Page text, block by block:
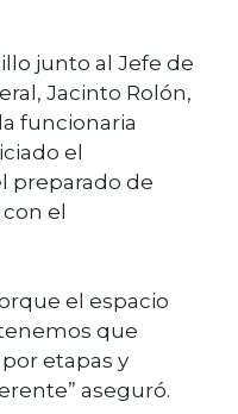
junto al Jefe de
Jacinto Rolón,
funcionaria
el
preparado de
el
el espacio
que
etapas y
aseguró.